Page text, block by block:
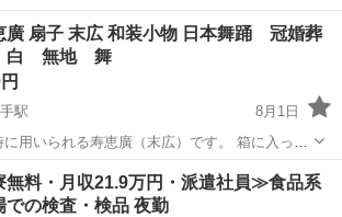
廣 扇子 末広 和装小物 日本舞踊 冠婚葬
白 無地 舞
駅
8月1日
用いられる寿恵廣（末広）です。 箱に入った
用しておりまし
によ...
取手駅 その他
料・月収21.9万円・派遣社員≫食品系
での検査・検品 夜勤